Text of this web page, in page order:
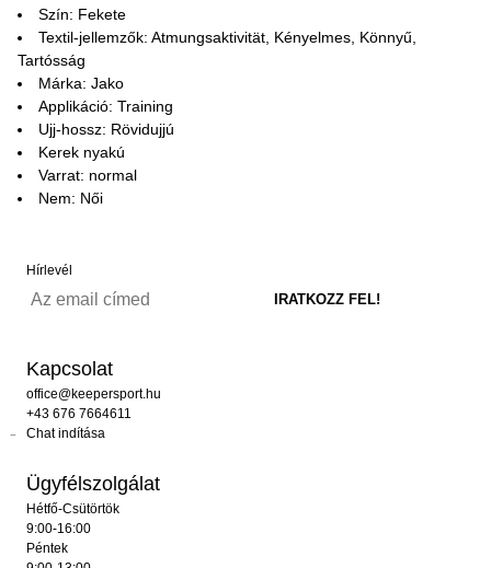
Szín: Fekete
Textil-jellemzők: Atmungsaktivität, Kényelmes, Könnyű,
Tartósság
Márka: Jako
Applikáció: Training
Ujj-hossz: Rövidujjú
Kerek nyakú
Varrat: normal
Nem: Női
Hírlevél
Kapcsolat
office@keepersport.hu
+43 676 7664611
Chat indítása
Ügyfélszolgálat
Hétfő-Csütörtök
9:00-16:00
Péntek